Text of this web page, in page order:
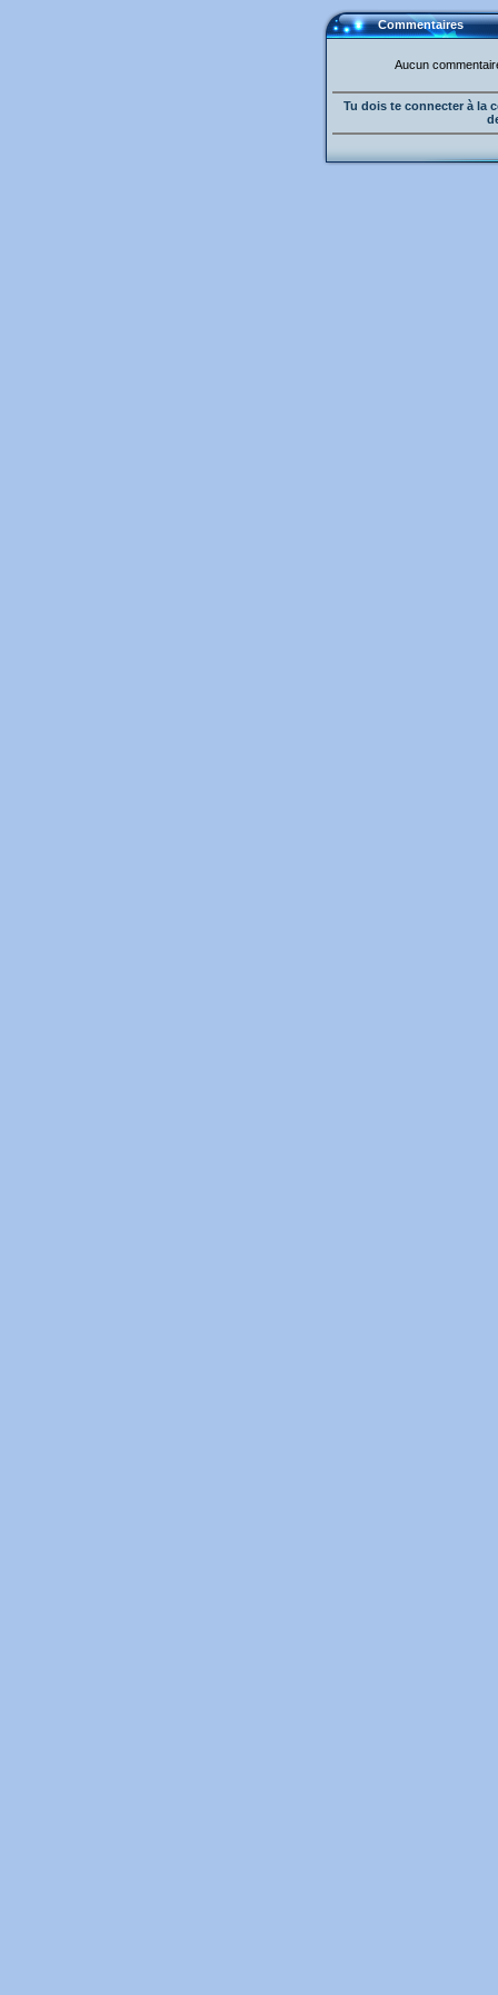
Commentaires
Aucun
Tu dois te connecter à la